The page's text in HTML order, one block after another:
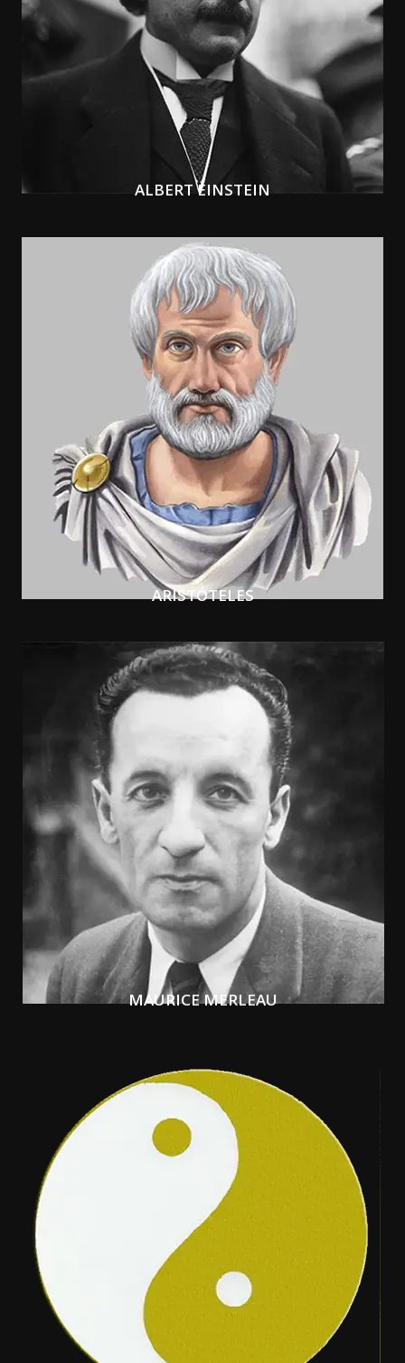
ALBERT EINSTEIN
ARISTÓTELES
MAURICE MERLEAU